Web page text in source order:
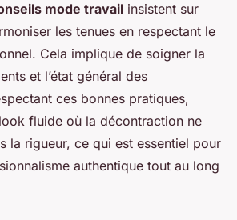
mode travail insistent sur
les tenues en respectant le
Cela implique de soigner la
et l’état général des
ces bonnes pratiques,
fluide où la décontraction ne
la rigueur, ce qui est essentiel pour
authentique tout au long